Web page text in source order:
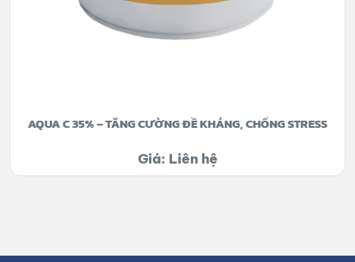
AQUA C 35% – TĂNG CƯỜNG ĐỀ KHÁNG, CHỐNG STRESS
Giá: Liên hệ